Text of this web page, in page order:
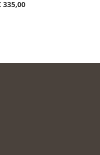
335,00